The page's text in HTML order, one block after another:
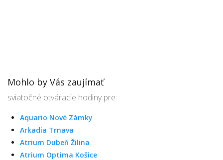
Mohlo by Vás zaujímať
sviatočné otváracie hodiny pre:
Aquario Nové Zámky
Arkadia Trnava
Atrium Dubeň Žilina
Atrium Optima Košice